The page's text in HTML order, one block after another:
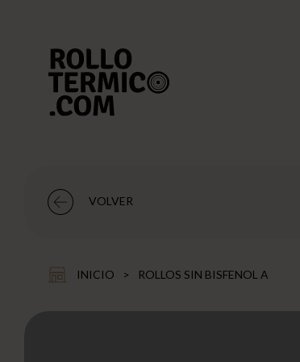
Buscar Usuario
VOLVER
INICIO > ROLLOS SIN BISFENOL A